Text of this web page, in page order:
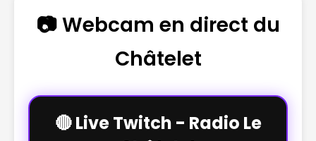
📷 Webcam en direct du
Châtelet
🔴 Live Twitch - Radio Le